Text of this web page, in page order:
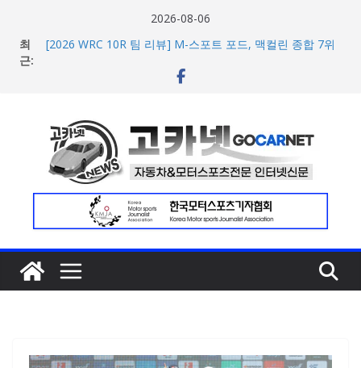
2026-08-06
최
근:
[2026 WRC 10R 팀 리뷰] M-스포트 포드, 맥컬린 종합 7위
[2026 WRC 10R 팀 리뷰] 현대팀, 금요일 악천후 속 고전 딛
공개… 본격 계약 개시
2026년 7월 국내 수입 승용차 신규 등록 전년 대비 14.3%
증가
한국타이어, 안전한 여름철 주행 위한 타이어 관리법 제안